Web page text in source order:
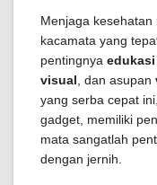
Menjaga
kacamata yang
pentingnya edukasi
visual , dan asupan
yang serba cepat
gadget, memiliki
mata sangatlah
dengan jernih.